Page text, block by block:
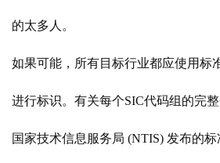
的太多人。
如果可能，所有目标行业都应使用标
进行标识。有关每个SIC代码组的完
国家技术信息服务局 (NTIS) 发布的